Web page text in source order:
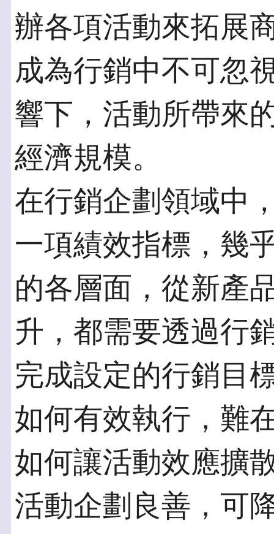
辦各項活動來拓展
成為行銷中不可忽
響下，活動所帶來
經濟規模。
在行銷企劃領域中
一項績效指標，幾
的各層面，從新產
升，都需要透過行
完成設定的行銷目
如何有效執行，難
如何讓活動效應擴
活動企劃良善，可